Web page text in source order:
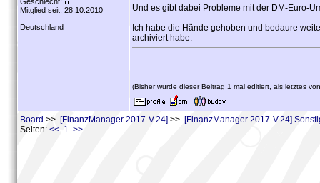
Mitglied seit: 28.10.2010
Deutschland
Und es gibt dabei Probleme mit der DM-Euro-
Ich habe die Hände gehoben und bedaure
archiviert habe.
(Bisher wurde dieser Beitrag 1 mal editiert, als letztes
Board >> [FinanzManager 2017-V.24] >> [FinanzManager 2017-V.24]
Seiten: << 1 >>